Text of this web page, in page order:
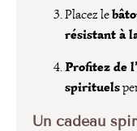
Placez le
résistant à
Profitez de
spirituels
Un cadeau